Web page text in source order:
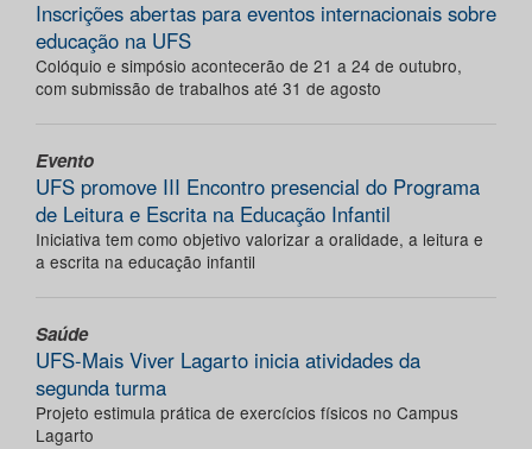
Inscrições abertas para eventos internacionais sobre
educação na UFS
Colóquio e simpósio acontecerão de 21 a 24 de outubro,
com submissão de trabalhos até 31 de agosto
Evento
UFS promove III Encontro presencial do Programa
de Leitura e Escrita na Educação Infantil
Iniciativa tem como objetivo valorizar a oralidade, a leitura e
a escrita na educação infantil
Saúde
UFS-Mais Viver Lagarto inicia atividades da
segunda turma
Projeto estimula prática de exercícios físicos no Campus
Lagarto